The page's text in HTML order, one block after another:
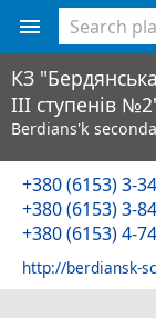
КЗ
ІІІ ступенів
Berdians'k
+380 (6153) 3-
+380 (6153) 3-
+380 (6153) 4-
http://berdiansk-
<%